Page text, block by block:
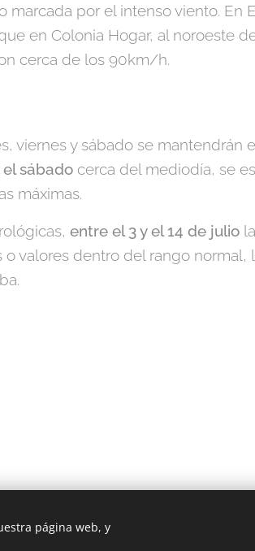
marcada por el intenso viento. En
en Colonia Hogar, al noroeste
cerca de los 90km/h.
viernes y sábado se mantendrán
sábado cerca del mediodía, se
máximas.
entre el 3 y el 14 de julio
valores dentro del rango normal,
© 2020
página web, y